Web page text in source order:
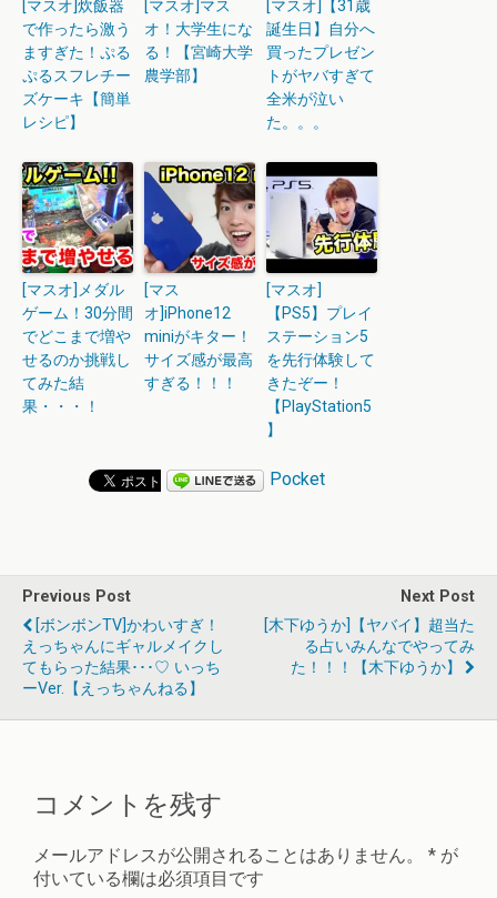
[マスオ]炊飯器
で作ったら激う
ますぎた！ぷる
ぷるスフレチー
ズケーキ【簡単
レシピ】
[マスオ]マス
オ！大学生にな
る！【宮崎大学
農学部】
[マスオ]【31歳
誕生日】自分へ
買ったプレゼン
トがヤバすぎて
全米が泣い
た。。。
[マスオ]メダル
ゲーム！30分間
でどこまで増や
せるのか挑戦し
てみた結
果・・・！
[マス
オ]iPhone12
miniがキター！
サイズ感が最高
すぎる！！！
[マスオ]
【PS5】プレイ
ステーション5
を先行体験して
きたぞー！
【PlayStation5
】
Pocket
Previous Post
[ボンボンTV]かわいすぎ！
えっちゃんにギャルメイクし
てもらった結果･･･♡ いっち
ーver.【えっちゃんねる】
Next Post
[木下ゆうか]【ヤバイ】超当た
る占いみんなでやってみ
た！！！【木下ゆうか】
コメントを残す
メールアドレスが公開されることはありません。 * が
付いている欄は必須項目です